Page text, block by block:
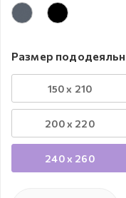
Размер
150 x 210
200 x 220
240 х 260